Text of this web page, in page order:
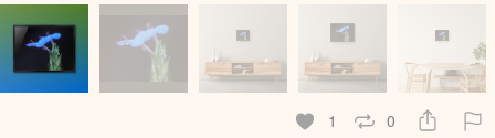
1 0